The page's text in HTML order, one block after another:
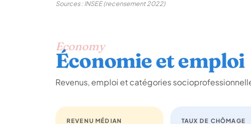
Sources : INSEE (recensement 2022)
Economy
Économie et emploi
Revenus, emploi et catégories
REVENU MÉDIAN TAUX DE CHÔMAGE